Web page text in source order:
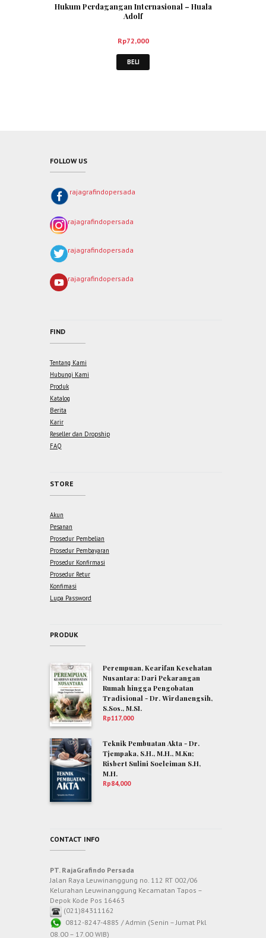
Hukum Perdagangan Internasional – Huala
Adolf
Rp72,000
BELI
FOLLOW US
rajagrafindopersada
rajagrafindopersada
rajagrafindopersada
rajagrafindopersada
FIND
Tentang Kami
Hubungi Kami
Produk
Katalog
Berita
Karir
Reseller dan Dropship
FAQ
STORE
Akun
Pesanan
Prosedur Pembelian
Prosedur Pembayaran
Prosedur Konfirmasi
Prosedur Retur
Konfimasi
Lupa Password
PRODUK
Perempuan, Kearifan Kesehatan
Nusantara: Dari Pekarangan
Rumah hingga Pengobatan
Tradisional - Dr. Wirdanengsih,
S.Sos., M.SI.
Rp117,000
Teknik Pembuatan Akta - Dr.
Tjempaka, S.H., M.H., M.Kn;
Risbert Sulini Soeleiman S.H,
M.H.
Rp84,000
CONTACT INFO
PT. RajaGrafindo Persada
Jalan Raya Leuwinanggung no. 112 RT 002/06
Kelurahan Leuwinanggung Kecamatan Tapos –
Depok Kode Pos 16463
(021)84311162
0812-8247-4885 / Admin (Senin – Jumat Pkl
08.00 – 17.00 WIB)